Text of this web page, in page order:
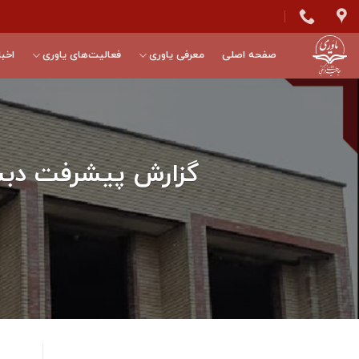
Skip
to
content
صفحه اصلی معرفی یاوری فعالیت‌های یاوری